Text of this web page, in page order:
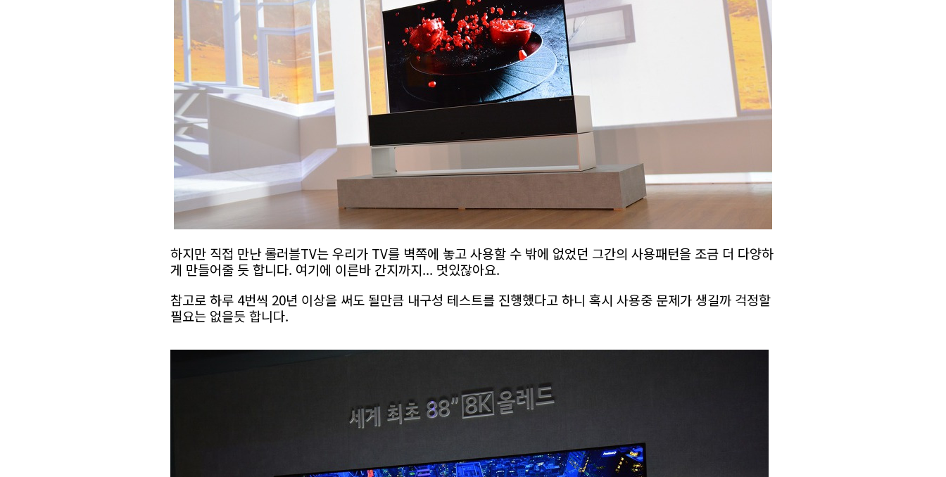
하지만 직접 만난 롤러블TV는 우리가 TV를 벽쪽에 놓고 사용할 수 밖에 없었던 그간의 사용패턴을 조금 더 다양하
게 만들어줄 듯 합니다. 여기에 이른바 간지까지... 멋있잖아요.
참고로 하루 4번씩 20년 이상을 써도 될만큼 내구성 테스트를 진행했다고 하니 혹시 사용중 문제가 생길까 걱정할
필요는 없을듯 합니다.